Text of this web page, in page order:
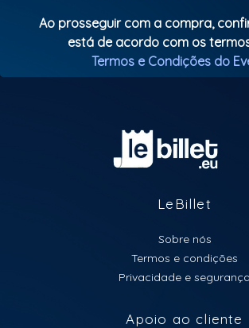
Ao prosseguir com a compra,
está de acordo com os
Termos e Condições do
LeBillet
Sobre nós
Termos e condições
Privacidade e segurança
Apoio ao cliente